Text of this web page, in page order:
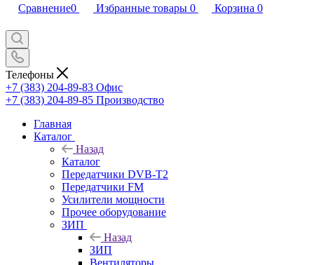
Сравнение0 Избранные товары 0 Корзина 0
Телефоны
+7 (383) 204-89-83 Офис
+7 (383) 204-89-85 Производство
Главная
Каталог
Назад
Каталог
Передатчики DVB-T2
Передатчики FM
Усилители мощности
Прочее оборудование
ЗИП
Назад
ЗИП
Вентиляторы